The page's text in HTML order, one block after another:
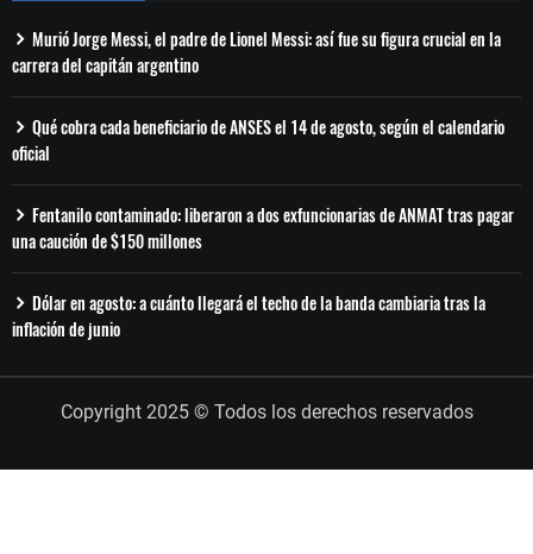
Murió Jorge Messi, el padre de Lionel Messi: así fue su figura crucial en la
carrera del capitán argentino
Qué cobra cada beneficiario de ANSES el 14 de agosto, según el calendario
oficial
Fentanilo contaminado: liberaron a dos exfuncionarias de ANMAT tras pagar
una caución de $150 millones
Dólar en agosto: a cuánto llegará el techo de la banda cambiaria tras la
inflación de junio
Copyright 2025 © Todos los derechos reservados